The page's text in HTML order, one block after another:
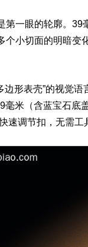
第一眼的轮廓。39
个小切面的明暗变
边形表壳”的视觉语
毫米（含蓝宝石底
速调节扣，无需